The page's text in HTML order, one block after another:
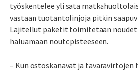
työskentelee yli sata
vastaan tuotantolinjoja pitkin
Lajitellut paketit toimitetaan
haluamaan noutopisteeseen.
– Kun ostoskanavat ja tavaravirtojen